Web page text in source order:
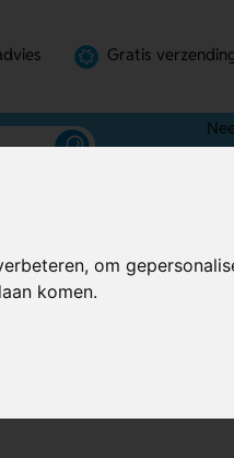
om
komen.
Gratis
Al vanaf€ 4,30 per stuk